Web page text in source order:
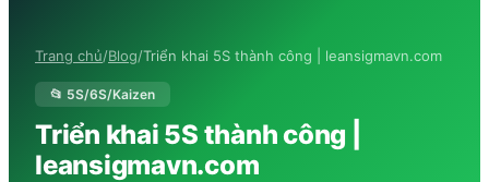
Trang chủ/Blog/Triển khai 5S thành công | leansigmavn.com
📂 5S/6S/Kaizen
Triển khai 5S thành công |
leansigmavn.com